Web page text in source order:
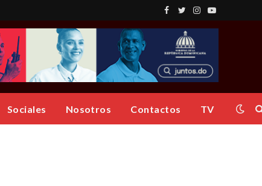
Facebook
TwitterInstagram
YouTube
Sociales Nosotros Contactos TV